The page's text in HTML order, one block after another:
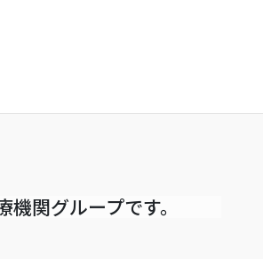
関グループです。